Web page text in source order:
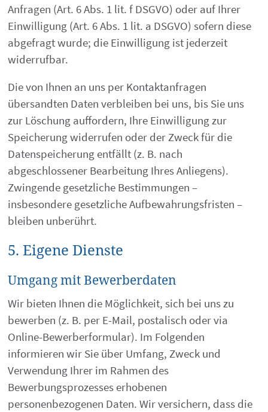
Anfragen (Art. 6 Abs. 1 lit. f DSGVO) oder auf Ihrer
Einwilligung (Art. 6 Abs. 1 lit. a DSGVO) sofern diese
abgefragt wurde; die Einwilligung ist jederzeit
widerrufbar.
Die von Ihnen an uns per Kontaktanfragen
übersandten Daten verbleiben bei uns, bis Sie uns
zur Löschung auffordern, Ihre Einwilligung zur
Speicherung widerrufen oder der Zweck für die
Datenspeicherung entfällt (z. B. nach
abgeschlossener Bearbeitung Ihres Anliegens).
Zwingende gesetzliche Bestimmungen –
insbesondere gesetzliche Aufbewahrungsfristen –
bleiben unberührt.
5. Eigene Dienste
Umgang mit Bewerberdaten
Wir bieten Ihnen die Möglichkeit, sich bei uns zu
bewerben (z. B. per E-Mail, postalisch oder via
Online-Bewerberformular). Im Folgenden
informieren wir Sie über Umfang, Zweck und
Verwendung Ihrer im Rahmen des
Bewerbungsprozesses erhobenen
personenbezogenen Daten. Wir versichern, dass die